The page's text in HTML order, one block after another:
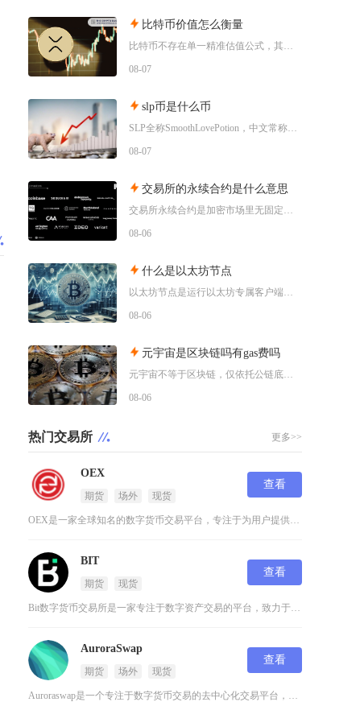
比特币价值怎么衡量
比特币不存在单一精准估值公式，其真实价值需要结合稀缺属性、链上基本面、生产成本、市场共识与
08-07
slp币是什么币
SLP全称SmoothLovePotion，中文常称平滑爱情药水，是知名链游AxieInf
08-07
交易所的永续合约是什么意思
交易所永续合约是加密市场里无固定到期交割时间的杠杆型衍生品，依托资金费率机制锚定现货价格，
08-06
什么是以太坊节点
以太坊节点是运行以太坊专属客户端软件、接入以太坊分布式网络的各类设备终端，是以太坊区块链网
08-06
元宇宙是区块链吗有gas费吗
元宇宙不等于区块链，仅依托公链底层搭建资产体系的元宇宙项目会产生gas费，纯中心化运营的元
08-06
热门交易所 更多>>
OEX
期货 场外 现货
查看
OEX是一家全球知名的数字货币交易平台，专注于为用户提供高效、安全的数字资产交易服务。作为
BIT
期货 现货
查看
Bit数字货币交易所是一家专注于数字资产交易的平台，致力于为用户提供安全、高效的数字货币交
AuroraSwap
期货 场外 现货
查看
Auroraswap是一个专注于数字货币交易的去中心化交易平台，它基于区块链技术构建，旨在